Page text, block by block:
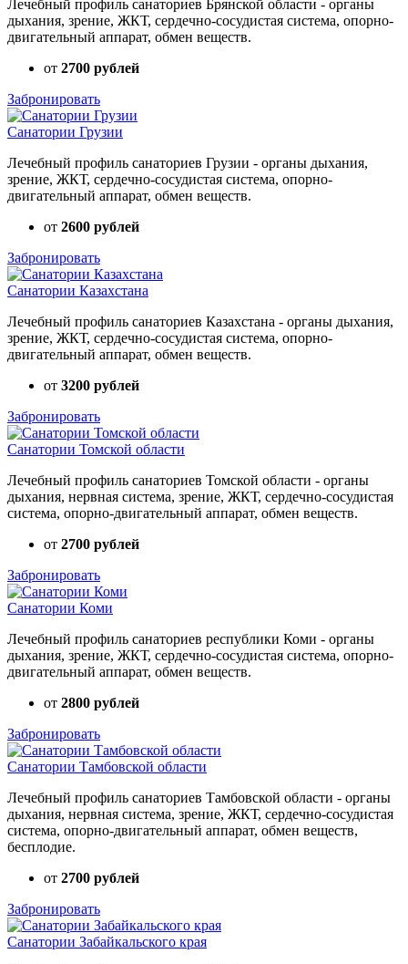
Лечебный профиль санаториев Брянской области - органы
дыхания, зрение, ЖКТ, сердечно-сосудистая система, опорно-
двигательный аппарат, обмен веществ.
от 2700 рублей
Забронировать
Санатории Грузии
Лечебный профиль санаториев Грузии - органы дыхания,
зрение, ЖКТ, сердечно-сосудистая система, опорно-
двигательный аппарат, обмен веществ.
от 2600 рублей
Забронировать
Санатории Казахстана
Лечебный профиль санаториев Казахстана - органы дыхания,
зрение, ЖКТ, сердечно-сосудистая система, опорно-
двигательный аппарат, обмен веществ.
от 3200 рублей
Забронировать
Санатории Томской области
Лечебный профиль санаториев Томской области - органы
дыхания, нервная система, зрение, ЖКТ, сердечно-сосудистая
система, опорно-двигательный аппарат, обмен веществ.
от 2700 рублей
Забронировать
Санатории Коми
Лечебный профиль санаториев республики Коми - органы
дыхания, зрение, ЖКТ, сердечно-сосудистая система, опорно-
двигательный аппарат, обмен веществ.
от 2800 рублей
Забронировать
Санатории Тамбовской области
Лечебный профиль санаториев Тамбовской области - органы
дыхания, нервная система, зрение, ЖКТ, сердечно-сосудистая
система, опорно-двигательный аппарат, обмен веществ,
бесплодие.
от 2700 рублей
Забронировать
Санатории Забайкальского края